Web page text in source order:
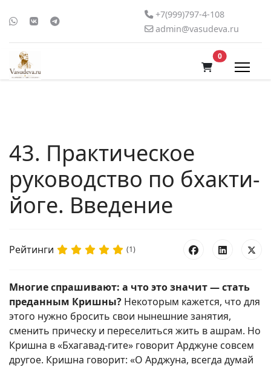
+7(999)797-4-108
admin@vasudeva.ru
0В корзину
43. Практическое
руководство по бхакти-
йоге. Введение
Рейтинги (1)
Многие спрашивают: а что это значит — стать
преданным Кришны? Некоторым кажется, что для
этого нужно бросить свои нынешние занятия,
сменить прическу и переселиться жить в ашрам. Но
Кришна в «Бхагавад-гите» говорит Арджуне совсем
другое. Кришна говорит: «О Арджуна, всегда думай